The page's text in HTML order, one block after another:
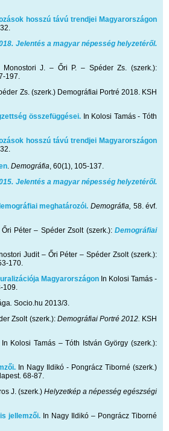
hosszú távú trendjei Magyarországon
Jelentés a magyar népesség helyzetéről.
Monostori J. – Őri P. – Spéder Zs. (szerk.):
197.
Zs. (szerk.) Demográfiai Portré 2018. KSH
összefüggései. In Kolosi Tamás - Tóth
hosszú távú trendjei Magyarországon
. Demográfia, 60(1), 105-137.
Jelentés a magyar népesség helyzetéről.
meghatározói. Demográfia, 58. évf.
Péter – Spéder Zsolt (szerk.):Demográfiai
Judit – Őri Péter – Spéder Zsolt (szerk.):
170.
Magyarországon In Kolosi Tamás -
109.
. Socio.hu 2013/3.
Zsolt (szerk.): Demográfiai Portré 2012. KSH
In Kolosi Tamás – Tóth István György (szerk.):
In Nagy Ildikó - Pongrácz Tiborné (szerk.)
68-87.
J. (szerk.) Helyzetkép a népesség egészségi
jellemzői.In Nagy Ildikó – Pongrácz Tiborné